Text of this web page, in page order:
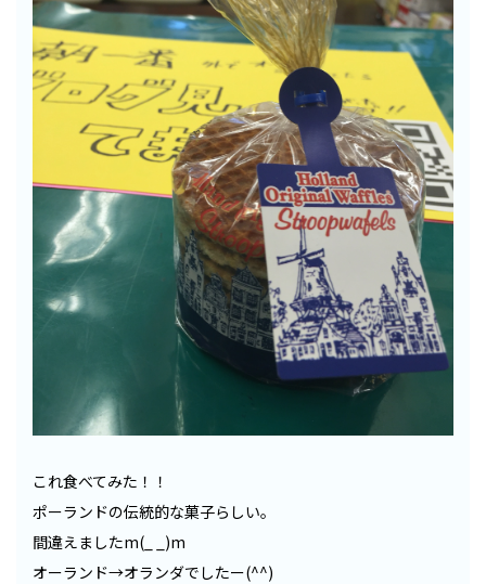
これ食べてみた！！
ポーランドの伝統的な菓子らしい。
間違えましたm(_ _)m
オーランド→オランダでしたー(^^)